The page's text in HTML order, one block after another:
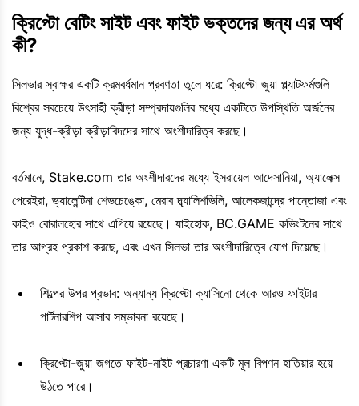
ক্রিপ্টো বেটিং সাইট এবং ফাইট ভক্তদের জন্য এর অর্থ
কী?
সিলভার স্বাক্ষর একটি ক্রমবর্ধমান প্রবণতা তুলে ধরে: ক্রিপ্টো জুয়া প্ল্যাটফর্মগুলি
বিশ্বের সবচেয়ে উৎসাহী ক্রীড়া সম্প্রদায়গুলির মধ্যে একটিতে উপস্থিতি অর্জনের
জন্য যুদ্ধ-ক্রীড়া ক্রীড়াবিদদের সাথে অংশীদারিত্ব করছে।
বর্তমানে, Stake.com তার অংশীদারদের মধ্যে ইসরায়েল আদেসানিয়া, অ্যালেক্স
পেরেইরা, ভ্যালেন্টিনা শেভচেঙ্কো, মেরাব দ্ব্যালিশভিলি, আলেকজান্দ্রে পান্তোজা এবং
কাইও বোরালহোর সাথে এগিয়ে রয়েছে। যাইহোক, BC.GAME কভিংটনের সাথে
তার আগ্রহ প্রকাশ করছে, এবং এখন সিলভা তার অংশীদারিত্বে যোগ দিয়েছে।
শিল্পের উপর প্রভাব: অন্যান্য ক্রিপ্টো ক্যাসিনো থেকে আরও ফাইটার
পার্টনারশিপ আসার সম্ভাবনা রয়েছে।
ক্রিপ্টো-জুয়া জগতে ফাইট-নাইট প্রচারণা একটি মূল বিপণন হাতিয়ার হয়ে
উঠতে পারে।